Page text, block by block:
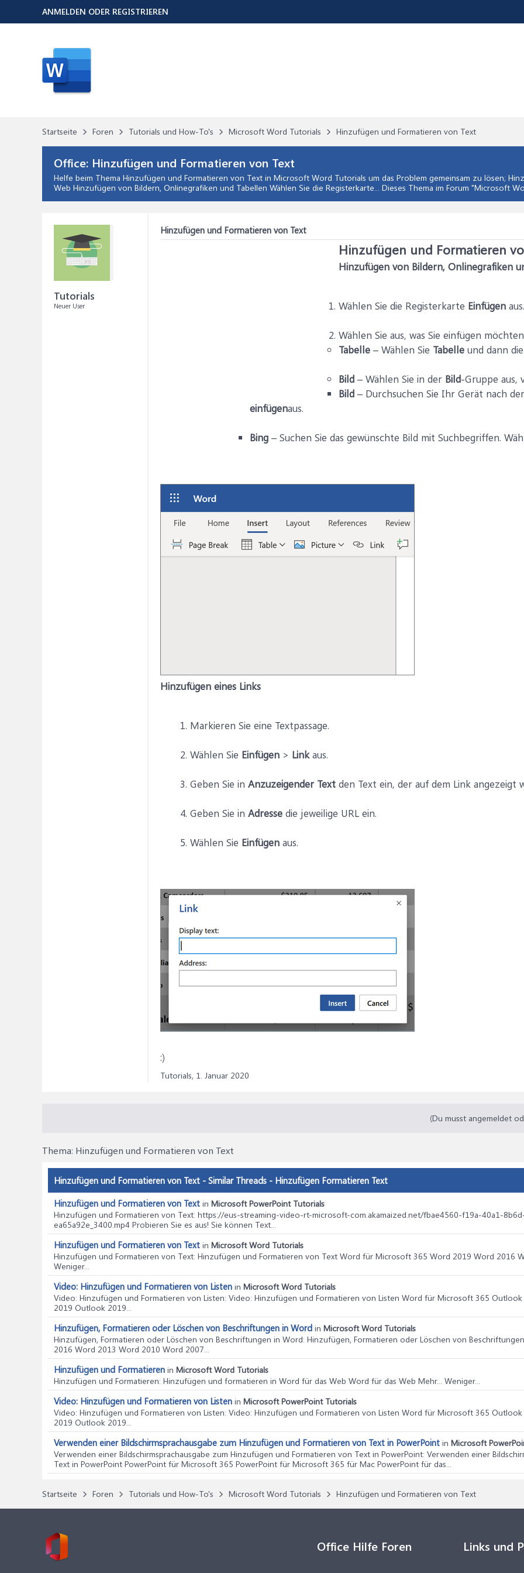
Startseite Foren Tutorials und How-To's Microsoft Word Tutorials Hinzufügen und Formatieren von Text
Office: Hinzufügen und Formatieren von Text
Helfe beim Thema Hinzufügen und Formatieren von Text in Microsoft Word Tutorials um das Problem gemeinsam zu lösen;
Web Hinzufügen von Bildern, Onlinegrafiken und Tabellen Wählen Sie die Registerkarte... Dieses Thema im Forum "Microsoft
Tutorials
Neuer User
Hinzufügen und Formatieren von Text
Hinzufügen und Formatieren
Hinzufügen von Bildern, Onlinegrafiken
Wählen Sie die Registerkarte Einfügen aus.
Wählen Sie aus, was Sie einfügen
Tabelle – Wählen Sie Tabelle und dann
Bild – Wählen Sie in der Bild-Gruppe aus,
Bild – Durchsuchen Sie Ihr Gerät nach
einfügenaus.
Bing – Suchen Sie das gewünschte Bild mit Suchbegriffen.
Hinzufügen eines Links
Markieren Sie eine Textpassage.
Wählen Sie Einfügen > Linkaus.
Geben Sie in Anzuzeigender Text den Text ein, der auf dem Link angezeigt
Geben Sie in Adresse die jeweilige URL ein.
Wählen Sie Einfügen aus.
:)
Tutorials, 1. Januar 2020
(Du musst angemeldet
Thema: Hinzufügen und Formatieren von Text
Hinzufügen und Formatieren von Text - Similar Threads - Hinzufügen Formatieren Text
Hinzufügen und Formatieren von Text in Microsoft PowerPoint Tutorials
Hinzufügen und Formatieren von Text: https://eus-streaming-video-rt-microsoft-com.akamaized.net/fbae4560-f19a-40a1-
ea65a92e_3400.mp4 Probieren Sie es aus! Sie können Text...
Hinzufügen und Formatieren von Text in Microsoft Word Tutorials
Hinzufügen und Formatieren von Text: Hinzufügen und Formatieren von Text Word für Microsoft 365 Word 2019 Word 2016
Weniger...
Video: Hinzufügen und Formatieren von Listen in Microsoft Word Tutorials
Video: Hinzufügen und Formatieren von Listen: Video: Hinzufügen und Formatieren von Listen Word für Microsoft 365
2019 Outlook 2019...
Hinzufügen, Formatieren oder Löschen von Beschriftungen in Word in Microsoft Word Tutorials
Hinzufügen, Formatieren oder Löschen von Beschriftungen in Word: Hinzufügen, Formatieren oder Löschen von
2016 Word 2013 Word 2010 Word 2007...
Hinzufügen und Formatieren in Microsoft Word Tutorials
Hinzufügen und Formatieren: Hinzufügen und formatieren in Word für das Web Word für das Web Mehr... Weniger...
Video: Hinzufügen und Formatieren von Listen in Microsoft PowerPoint Tutorials
Video: Hinzufügen und Formatieren von Listen: Video: Hinzufügen und Formatieren von Listen Word für Microsoft 365
2019 Outlook 2019...
Verwenden einer Bildschirmsprachausgabe zum Hinzufügen und Formatieren von Text in PowerPoint in Microsoft
Verwenden einer Bildschirmsprachausgabe zum Hinzufügen und Formatieren von Text in PowerPoint: Verwenden einer
Text in PowerPoint PowerPoint für Microsoft 365 PowerPoint für Microsoft 365 für Mac PowerPoint für das...
Startseite Foren Tutorials und How-To's Microsoft Word Tutorials Hinzufügen und Formatieren von Text
ANMELDEN ODER REGISTRIEREN
Office Hilfe Foren Links und